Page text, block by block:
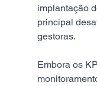
implantação
principal
gestoras.
Embora os